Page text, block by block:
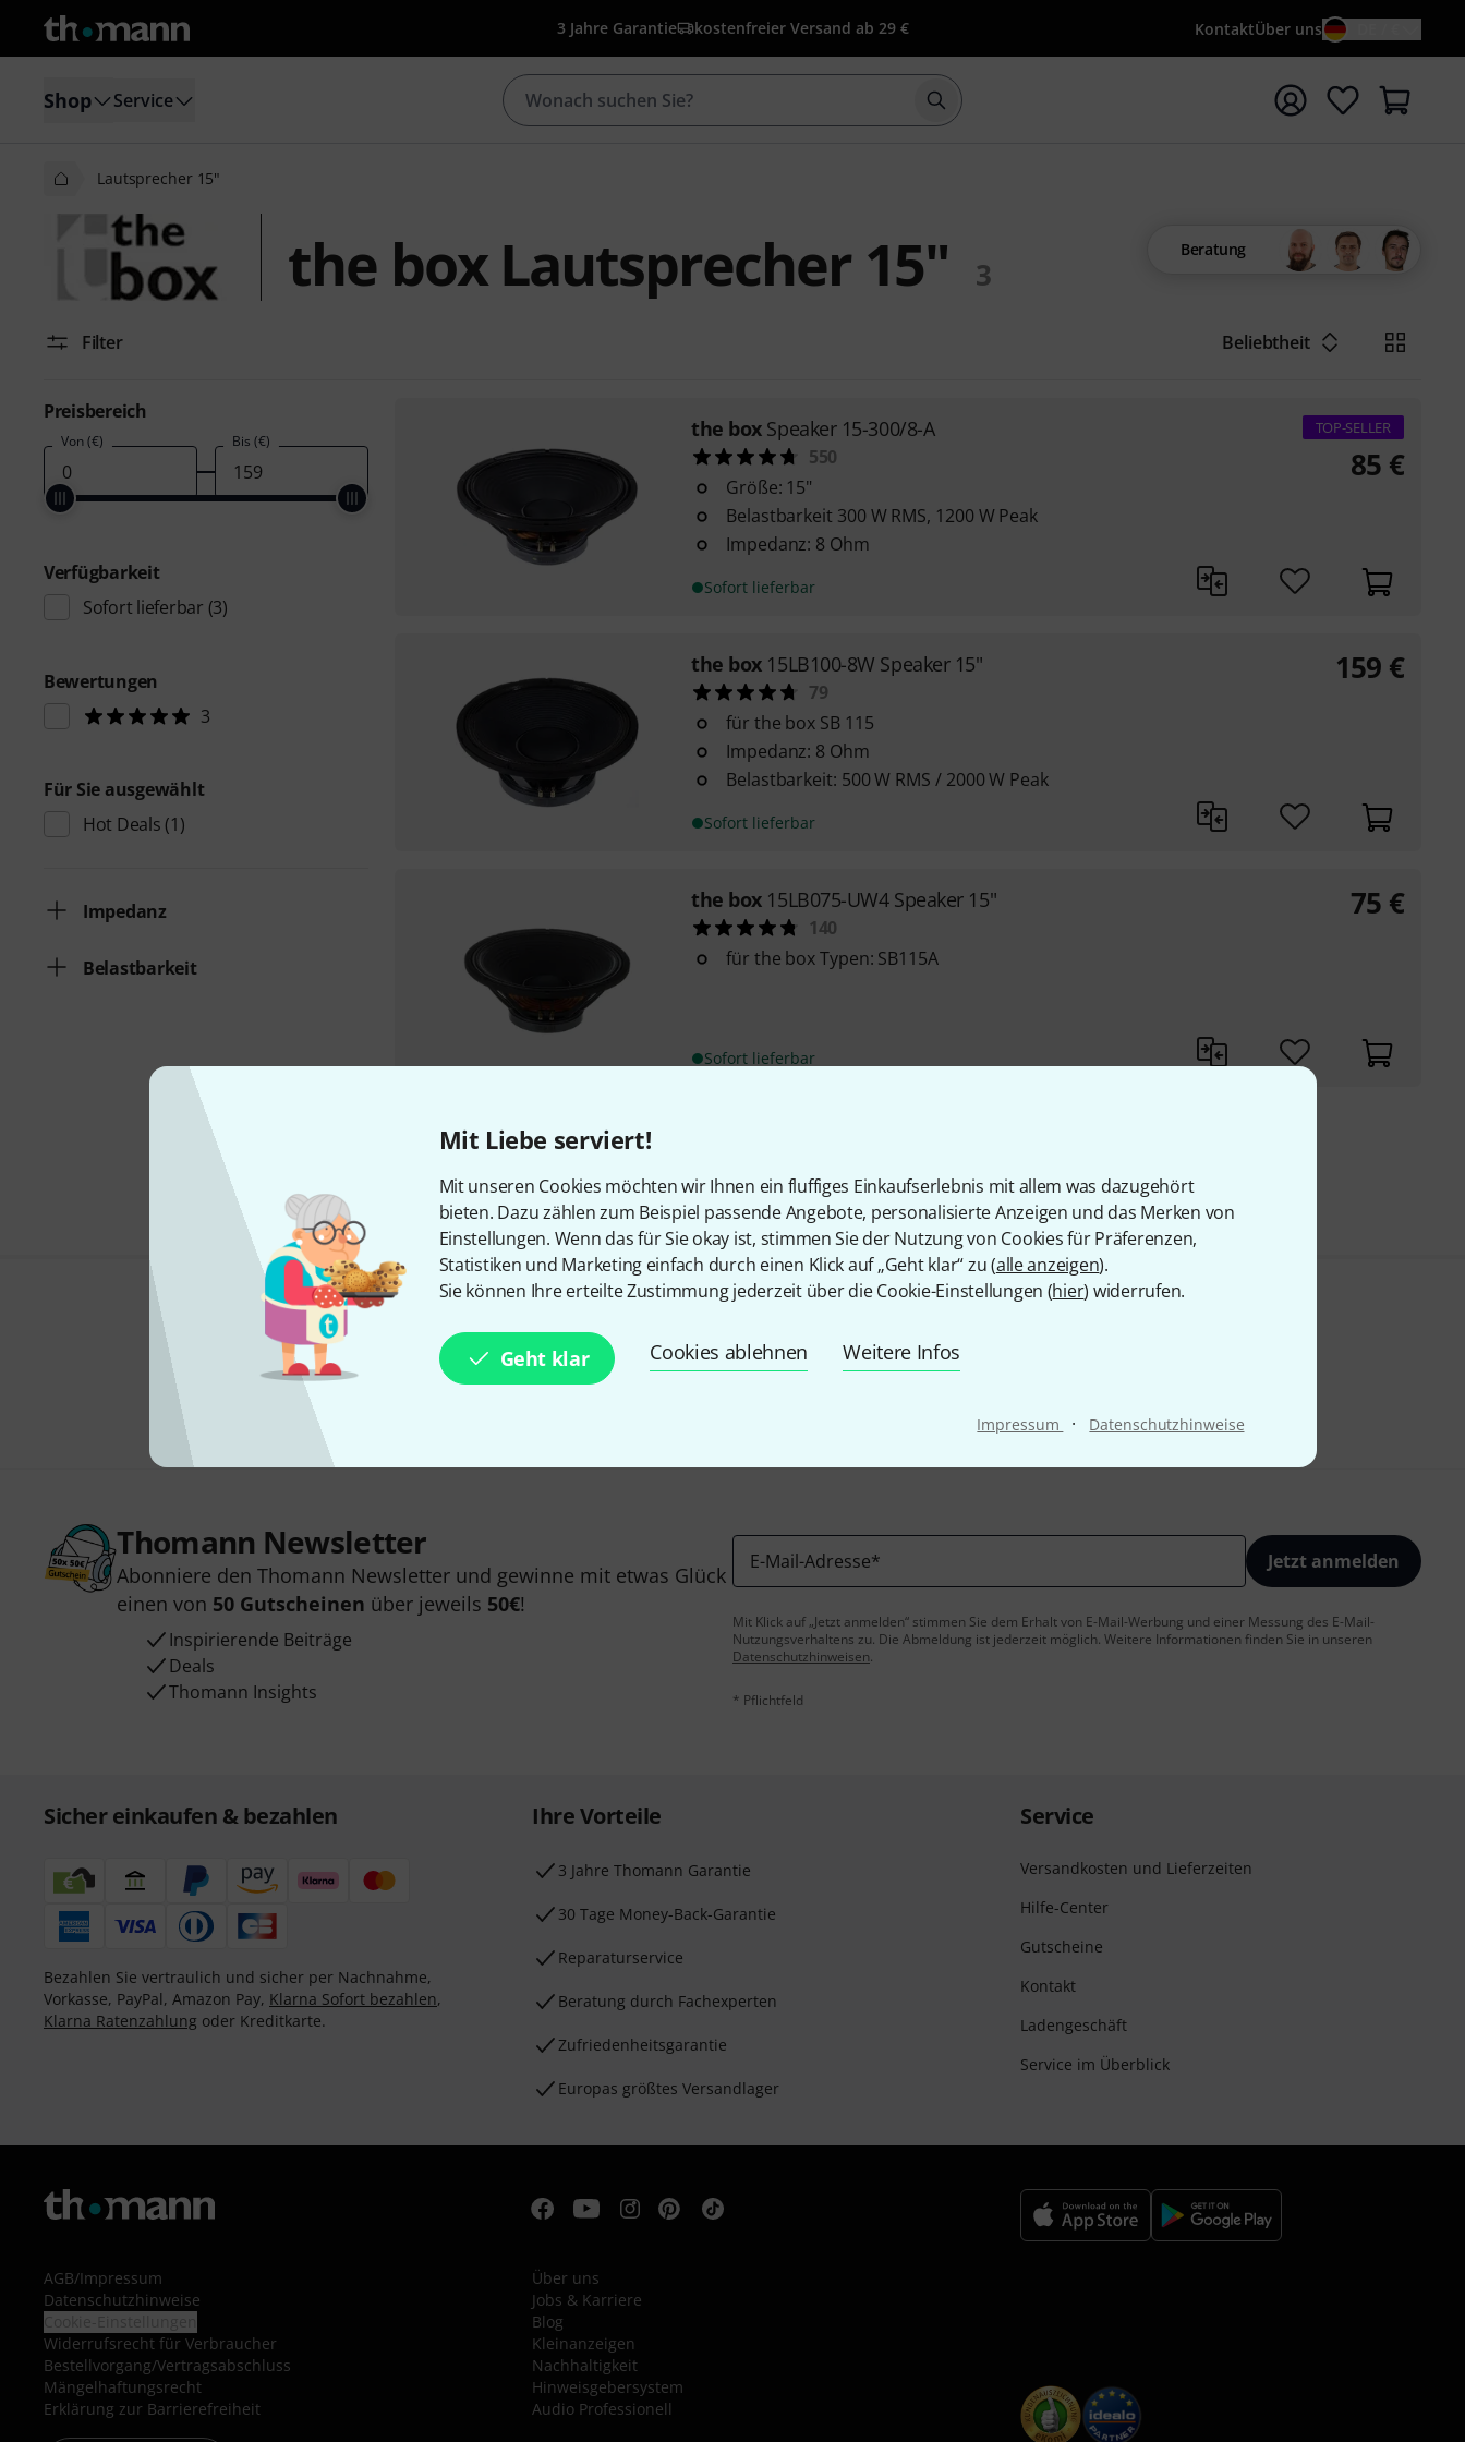
Mit Liebe serviert!
Mit unseren Cookies möchten wir Ihnen ein fluffiges Einkaufserlebnis mit allem was dazugehört
bieten. Dazu zählen zum Beispiel passende Angebote, personalisierte Anzeigen und das Merken von
Einstellungen. Wenn das für Sie okay ist, stimmen Sie der Nutzung von Cookies für Präferenzen,
Statistiken und Marketing einfach durch einen Klick auf „Geht klar“ zu (alle anzeigen).
Sie können Ihre erteilte Zustimmung jederzeit über die Cookie-Einstellungen (hier) widerrufen.
Geht klar Cookies ablehnen Weitere Infos
Impressum · Datenschutzhinweise
3 Jahre Garantie kostenfreier Versand ab 29 € KontaktÜber uns
Shop Service Suche mit Suchwort {searchTerm} starten
Lautsprecher 15"
the box Lautsprecher 15" 3
Beratung
Filter Beliebtheit
Preisbereich
Von (€) Bis (€)
Verfügbarkeit
Sofort lieferbar (3)
Bewertungen
3
Für Sie ausgewählt
Hot Deals (1)
Impedanz
Belastbarkeit
the box Speaker 15-300/8-A
550
Größe: 15"
Belastbarkeit 300 W RMS, 1200 W Peak
Impedanz: 8 Ohm
Sofort lieferbar
TOP-SELLER
85 €
the box 15LB100-8W Speaker 15"
79
für the box SB 115
Impedanz: 8 Ohm
Belastbarkeit: 500 W RMS / 2000 W Peak
Sofort lieferbar
159 €
the box 15LB075-UW4 Speaker 15"
140
für the box Typen: SB115A
Sofort lieferbar
75 €
Gefällt Ihnen, was Sie sehen?
Thomann Newsletter
Abonniere den Thomann Newsletter und gewinne mit etwas Glück
einen von 50 Gutscheinen über jeweils 50€!
Inspirierende Beiträge
Deals
Thomann Insights
E-Mail-Adresse* Jetzt anmelden
Mit Klick auf „Jetzt anmelden“ stimmen Sie dem Erhalt von E-Mail-Werbung und einer Messung des E-Mail-
Nutzungsverhaltens zu. Die Abmeldung ist jederzeit möglich. Weitere Informationen finden Sie in unseren
Datenschutzhinweisen.
* Pflichtfeld
Sicher einkaufen & bezahlen
Bezahlen Sie vertraulich und sicher per Nachnahme,
Vorkasse, PayPal, Amazon Pay, Klarna Sofort bezahlen,
Klarna Ratenzahlung oder Kreditkarte.
Ihre Vorteile
3 Jahre Thomann Garantie
30 Tage Money-Back-Garantie
Reparaturservice
Beratung durch Fachexperten
Zufriedenheitsgarantie
Europas größtes Versandlager
Service
Versandkosten und Lieferzeiten
Hilfe-Center
Gutscheine
Kontakt
Ladengeschäft
Service im Überblick
AGB/Impressum
Datenschutzhinweise
Widerrufsrecht für Verbraucher
Bestellvorgang/Vertragsabschluss
Mängelhaftungsrecht
Erklärung zur Barrierefreiheit
Über uns
Jobs & Karriere
Blog
Kleinanzeigen
Nachhaltigkeit
Hinweisgebersystem
Audio Professionell